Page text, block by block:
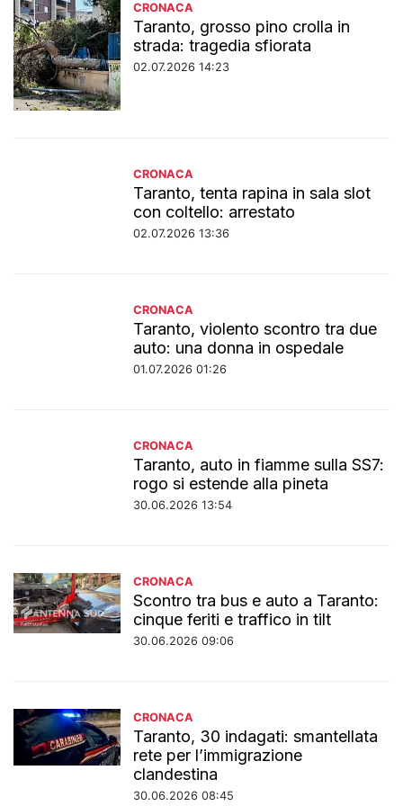
CRONACA
Taranto, grosso pino crolla in
strada: tragedia sfiorata
02.07.2026 14:23
CRONACA
Taranto, tenta rapina in sala slot
con coltello: arrestato
02.07.2026 13:36
CRONACA
Taranto, violento scontro tra due
auto: una donna in ospedale
01.07.2026 01:26
CRONACA
Taranto, auto in fiamme sulla SS7:
rogo si estende alla pineta
30.06.2026 13:54
CRONACA
Scontro tra bus e auto a Taranto:
cinque feriti e traffico in tilt
30.06.2026 09:06
CRONACA
Taranto, 30 indagati: smantellata
rete per l’immigrazione
clandestina
30.06.2026 08:45